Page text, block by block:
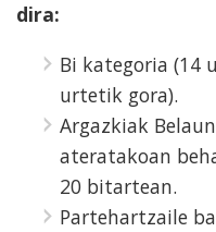
dira:
Bi kategoria (14
urtetik gora).
Argazkiak
ateratakoan
20 bitartean.
Partehartzaile